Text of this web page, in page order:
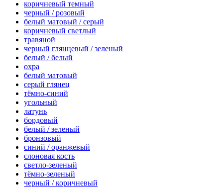
коричневый темный
черный / розовый
белый матовый / серый
коричневый светлый
травяной
черный глянцевый / зеленый
белый / белый
охра
белый матовый
серый глянец
тёмно-синий
угольный
латунь
бордовый
белый / зеленый
бронзовый
синий / оранжевый
слоновая кость
светло-зеленый
тёмно-зеленый
черный / коричневый